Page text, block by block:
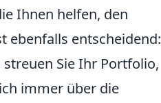
Ihnen helfen, den
ebenfalls entscheidend:
Sie Ihr Portfolio,
immer über die